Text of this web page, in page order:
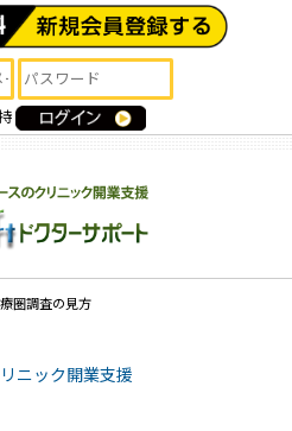
圏調査の見方
ニック開業支援